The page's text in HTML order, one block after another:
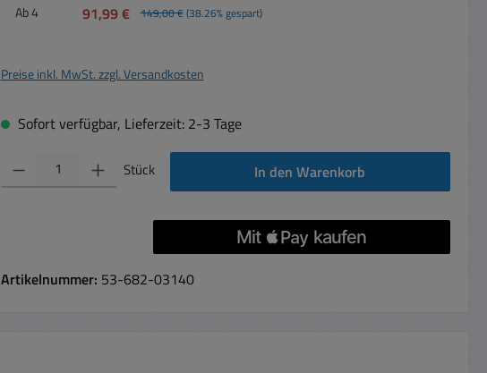
Ab4 91,99 € 149,00 €(38.26% gespart)
Preise inkl. MwSt. zzgl. Versandkosten
Sofort verfügbar, Lieferzeit: 2-3 Tage
Produkt Anzahl: Gib den gewünschten Wert ein oder benutze die Schaltflächen um die
Stück In den Warenkorb
Artikelnummer: 53-682-03140